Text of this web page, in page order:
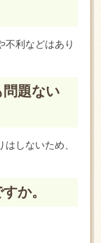
不利などはあり
題ない
しないため、
か。